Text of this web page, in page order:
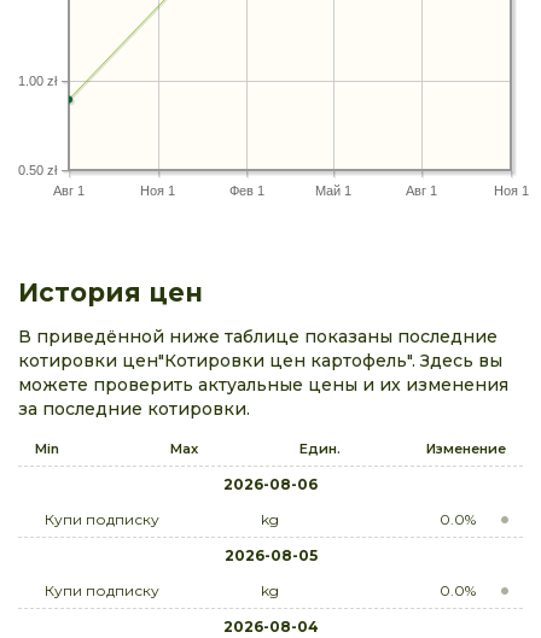
Авг 1 Ноя 1 Фев 1 Май 1 Авг 1 Ноя 1
0.50 zł
1.00 zł
История цен
В приведённой ниже таблице показаны последние
котировки цен"Котировки цен картофель". Здесь вы
можете проверить актуальные цены и их изменения
за последние котировки.
Min Max Един. Изменение
2026-08-06
Купи подписку
kg
0.0%
2026-08-05
Купи подписку
kg
0.0%
2026-08-04